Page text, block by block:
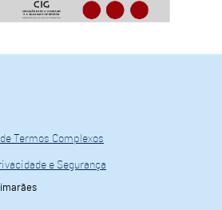
Termos Complexos
e Segurança